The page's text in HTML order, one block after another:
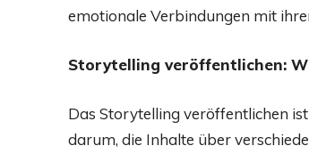
emotionale Verbindungen mit
Storytelling veröffentlichen:
Das Storytelling veröffentlichen
darum, die Inhalte über